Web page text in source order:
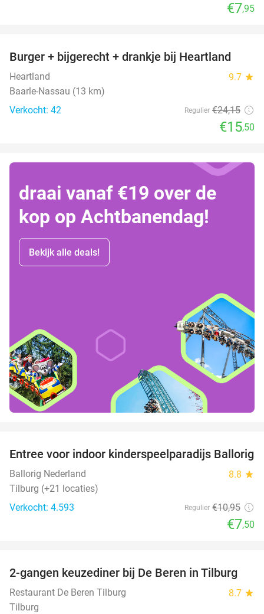
€7,95
36%
Burger + bijgerecht + drankje bij Heartland
Heartland 9.7 star
Baarle-Nassau (13 km)
Verkocht: 42
Regulier €24,15
€15,50
draai vanaf €19 over de
kop op Achtbanendag!
Bekijk alle deals!
32%
Entree voor indoor kinderspeelparadijs Ballorig
Ballorig Nederland 8.8 star
Tilburg (+21 locaties)
Verkocht: 4.593
Regulier €10,95
€7,50
40%
2-gangen keuzediner bij De Beren in Tilburg
Restaurant De Beren Tilburg 8.7 star
Tilburg